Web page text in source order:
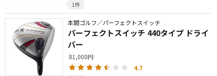
1件
本間ゴルフ／パーフェクトスイッチ
パーフェクトスイッチ 440タイプ ドライ
バー
81,000円
4.7